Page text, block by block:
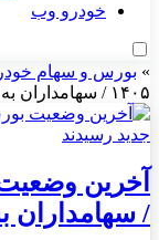
خودرو وب
» بورس و سهام
۱۴۰۵ / سهامداران به قله جدید رسیدند
/ سهامداران